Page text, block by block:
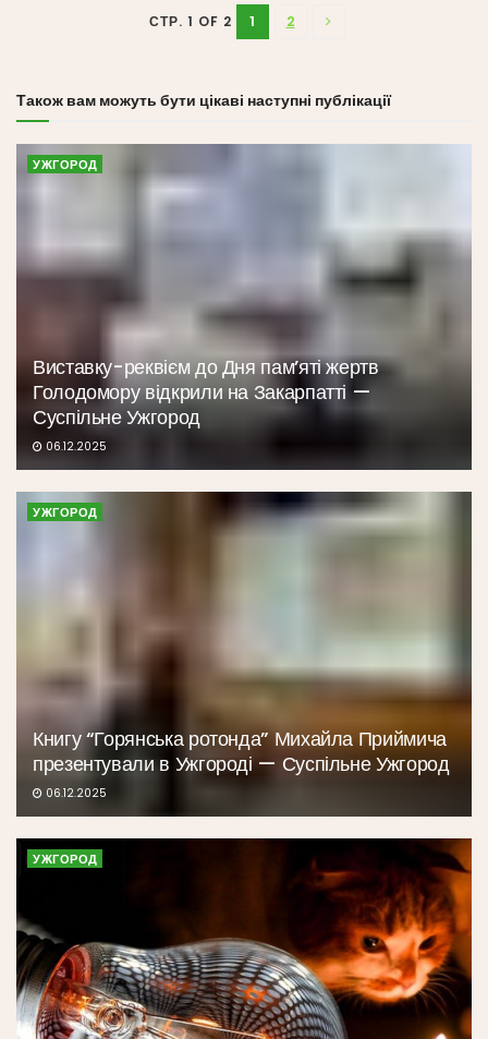
СТР. 1 OF 2 1 2
Також вам можуть бути цікаві наступні публікації
УЖГОРОД
Виставку-реквієм до Дня пам’яті жертв
Голодомору відкрили на Закарпатті —
Суспільне Ужгород
06.12.2025
УЖГОРОД
Книгу “Горянська ротонда” Михайла Приймича
презентували в Ужгороді — Суспільне Ужгород
06.12.2025
УЖГОРОД